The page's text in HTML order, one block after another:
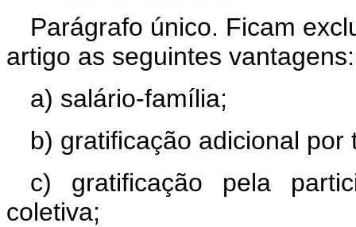
Parágrafo único. Ficam
artigo as seguintes vantagens:
a) salário-família;
b) gratificação adicional por
c) gratificação pela
coletiva;